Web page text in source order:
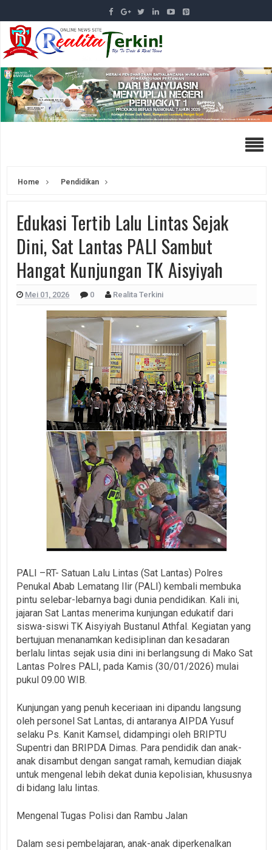
Home Pendidikan
Edukasi Tertib Lalu Lintas Sejak
Dini, Sat Lantas PALI Sambut
Hangat Kunjungan TK Aisyiyah
Mei 01, 2026 0 Realita Terkini
PALI –RT- Satuan Lalu Lintas (Sat Lantas) Polres
Penukal Abab Lematang Ilir (PALI) kembali membuka
pintu selebar-lebarnya bagi dunia pendidikan. Kali ini,
jajaran Sat Lantas menerima kunjungan edukatif dari
siswa-siswi TK Aisyiyah Bustanul Athfal. Kegiatan yang
bertujuan menanamkan kedisiplinan dan kesadaran
berlalu lintas sejak usia dini ini berlangsung di Mako Sat
Lantas Polres PALI, pada Kamis (30/01/2026) mulai
pukul 09.00 WIB.
Kunjungan yang penuh keceriaan ini dipandu langsung
oleh personel Sat Lantas, di antaranya AIPDA Yusuf
selaku Ps. Kanit Kamsel, didampingi oleh BRIPTU
Supentri dan BRIPDA Dimas. Para pendidik dan anak-
anak disambut dengan sangat ramah, kemudian diajak
untuk mengenal lebih dekat dunia kepolisian, khususnya
di bidang lalu lintas.
Mengenal Tugas Polisi dan Rambu Jalan
Dalam sesi pembelajaran, anak-anak diperkenalkan